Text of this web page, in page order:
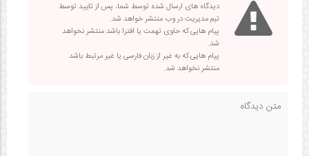
دیدگاه های ارسال شده توسط شما، پس از تایید توسط
تیم مدیریت در وب منتشر خواهد شد.
پیام هایی که حاوی تهمت یا افترا باشد منتشر نخواهد
شد.
پیام هایی که به غیر از زبان فارسی یا غیر مرتبط باشد
منتشر نخواهد شد.